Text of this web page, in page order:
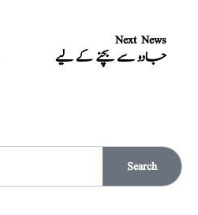
Next News
جادو سے بچنے کے لیے
Search